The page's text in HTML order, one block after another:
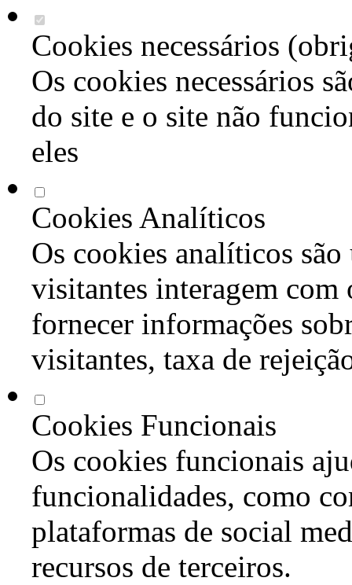
Cookies necessários
Os cookies necessários
do site e o site não
eles
Cookies Analíticos
Os cookies analíticos são
visitantes interagem com
fornecer informações
visitantes, taxa de
Cookies Funcionais
Os cookies funcionais
funcionalidades, como
plataformas de social
recursos de terceiros.